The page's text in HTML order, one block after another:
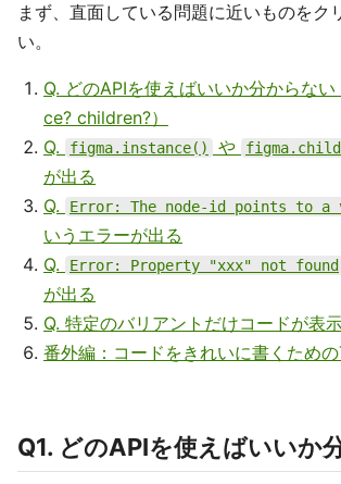
まず、直面している問題に近いものをク
い。
Q. どのAPIを使えばいいか分からな
ce? children?）
Q.
figma.instance() や
が出る
Q.
Error: The node-id points to
いうエラーが出る
Q.
Error: Property "xxx" not found
が出る
Q. 特定のバリアントだけコードが表
番外編：コードをきれいに書くため
Q1. どのAPIを使えばいいか